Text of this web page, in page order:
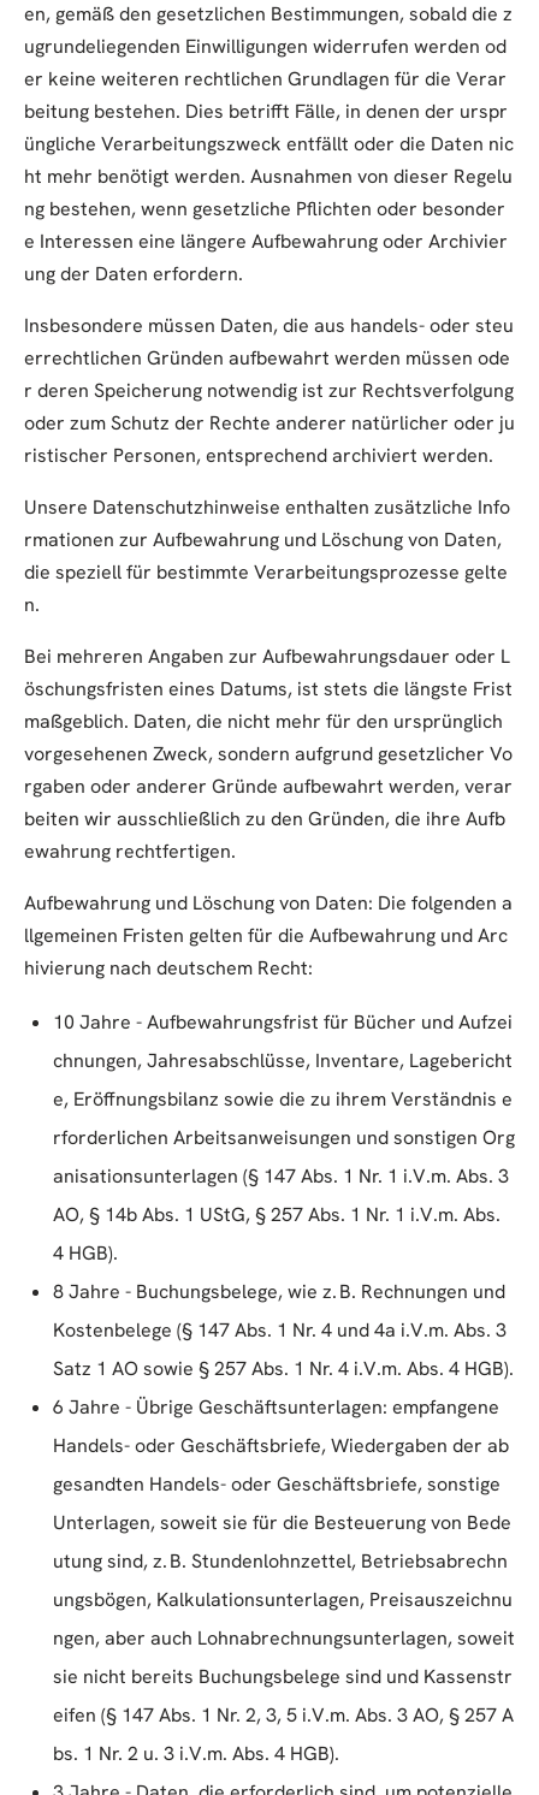
en, gemäß den gesetzlichen Bestimmungen, sobald die z
ugrundeliegenden Einwilligungen widerrufen werden od
er keine weiteren rechtlichen Grundlagen für die Verar
beitung bestehen. Dies betrifft Fälle, in denen der urspr
üngliche Verarbeitungszweck entfällt oder die Daten nic
ht mehr benötigt werden. Ausnahmen von dieser Regelu
ng bestehen, wenn gesetzliche Pflichten oder besonder
e Interessen eine längere Aufbewahrung oder Archivier
ung der Daten erfordern.
Insbesondere müssen Daten, die aus handels- oder steu
errechtlichen Gründen aufbewahrt werden müssen ode
r deren Speicherung notwendig ist zur Rechtsverfolgung
oder zum Schutz der Rechte anderer natürlicher oder ju
ristischer Personen, entsprechend archiviert werden.
Unsere Datenschutzhinweise enthalten zusätzliche Info
rmationen zur Aufbewahrung und Löschung von Daten,
die speziell für bestimmte Verarbeitungsprozesse gelte
n.
Bei mehreren Angaben zur Aufbewahrungsdauer oder L
öschungsfristen eines Datums, ist stets die längste Frist
maßgeblich. Daten, die nicht mehr für den ursprünglich
vorgesehenen Zweck, sondern aufgrund gesetzlicher Vo
rgaben oder anderer Gründe aufbewahrt werden, verar
beiten wir ausschließlich zu den Gründen, die ihre Aufb
ewahrung rechtfertigen.
Aufbewahrung und Löschung von Daten: Die folgenden a
llgemeinen Fristen gelten für die Aufbewahrung und Arc
hivierung nach deutschem Recht:
10 Jahre - Aufbewahrungsfrist für Bücher und Aufzei
chnungen, Jahresabschlüsse, Inventare, Lagebericht
e, Eröffnungsbilanz sowie die zu ihrem Verständnis e
rforderlichen Arbeitsanweisungen und sonstigen Org
anisationsunterlagen (§ 147 Abs. 1 Nr. 1 i.V.m. Abs. 3
AO, § 14b Abs. 1 UStG, § 257 Abs. 1 Nr. 1 i.V.m. Abs.
4 HGB).
8 Jahre - Buchungsbelege, wie z. B. Rechnungen und
Kostenbelege (§ 147 Abs. 1 Nr. 4 und 4a i.V.m. Abs. 3
Satz 1 AO sowie § 257 Abs. 1 Nr. 4 i.V.m. Abs. 4 HGB).
6 Jahre - Übrige Geschäftsunterlagen: empfangene
Handels- oder Geschäftsbriefe, Wiedergaben der ab
gesandten Handels- oder Geschäftsbriefe, sonstige
Unterlagen, soweit sie für die Besteuerung von Bede
utung sind, z. B. Stundenlohnzettel, Betriebsabrechn
ungsbögen, Kalkulationsunterlagen, Preisauszeichnu
ngen, aber auch Lohnabrechnungsunterlagen, soweit
sie nicht bereits Buchungsbelege sind und Kassenstr
eifen (§ 147 Abs. 1 Nr. 2, 3, 5 i.V.m. Abs. 3 AO, § 257 A
bs. 1 Nr. 2 u. 3 i.V.m. Abs. 4 HGB).